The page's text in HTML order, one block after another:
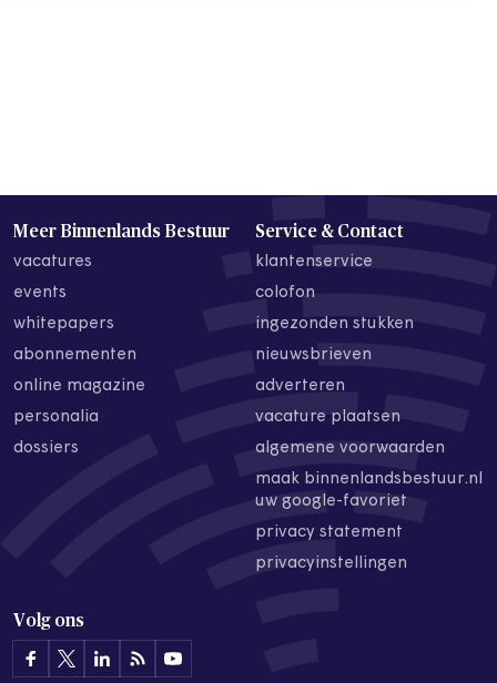
Meer Binnenlands Bestuur
vacatures
events
whitepapers
abonnementen
online magazine
personalia
dossiers
Service & Contact
klantenservice
colofon
ingezonden stukken
nieuwsbrieven
adverteren
vacature plaatsen
algemene voorwaarden
maak binnenlandsbestuur.nl
uw google-favoriet
privacy statement
privacyinstellingen
Volg ons